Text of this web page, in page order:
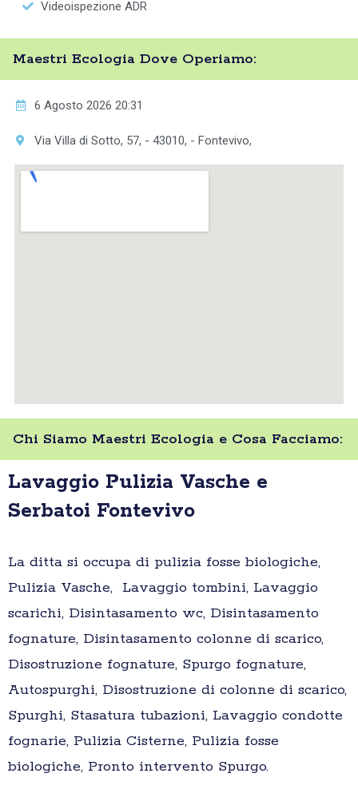
Videoispezione ADR
Maestri Ecologia Dove Operiamo:
6 Agosto 2026 20:31
Via Villa di Sotto, 57, - 43010, - Fontevivo,
Chi Siamo Maestri Ecologia e Cosa Facciamo:
Lavaggio Pulizia Vasche e
Serbatoi Fontevivo
La ditta si occupa di pulizia fosse biologiche,
Pulizia Vasche, Lavaggio tombini, Lavaggio
scarichi, Disintasamento wc, Disintasamento
fognature, Disintasamento colonne di scarico,
Disostruzione fognature, Spurgo fognature,
Autospurghi, Disostruzione di colonne di scarico,
Spurghi, Stasatura tubazioni, Lavaggio condotte
fognarie, Pulizia Cisterne, Pulizia fosse
biologiche, Pronto intervento Spurgo.